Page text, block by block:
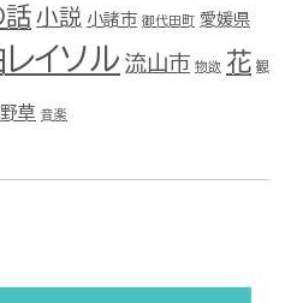
話 小説 小諸市 御代田町 愛媛県
イソル 流山市 物欲 花 観
野草 音楽